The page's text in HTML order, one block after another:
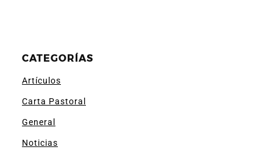
CATEGORÍAS
Artículos
Carta Pastoral
General
Noticias